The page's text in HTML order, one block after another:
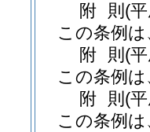
附 則 (
この条例
附 則 (
この条例
附 則 (
この条例